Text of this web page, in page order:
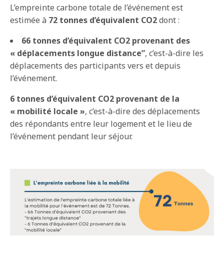
L’empreinte carbone totale de l’événement est
estimée à 72 tonnes d’équivalent CO2dont :
66 tonnes d’équivalent CO2 provenant des
« déplacements longue distance”, c’est-à-dire les
déplacements des participants vers et depuis
l’événement.
6 tonnes d’équivalent CO2 provenant de la
« mobilité locale », c’est-à-dire des déplacements
des répondants entre leur logement et le lieu de
l’événement pendant leur séjour.